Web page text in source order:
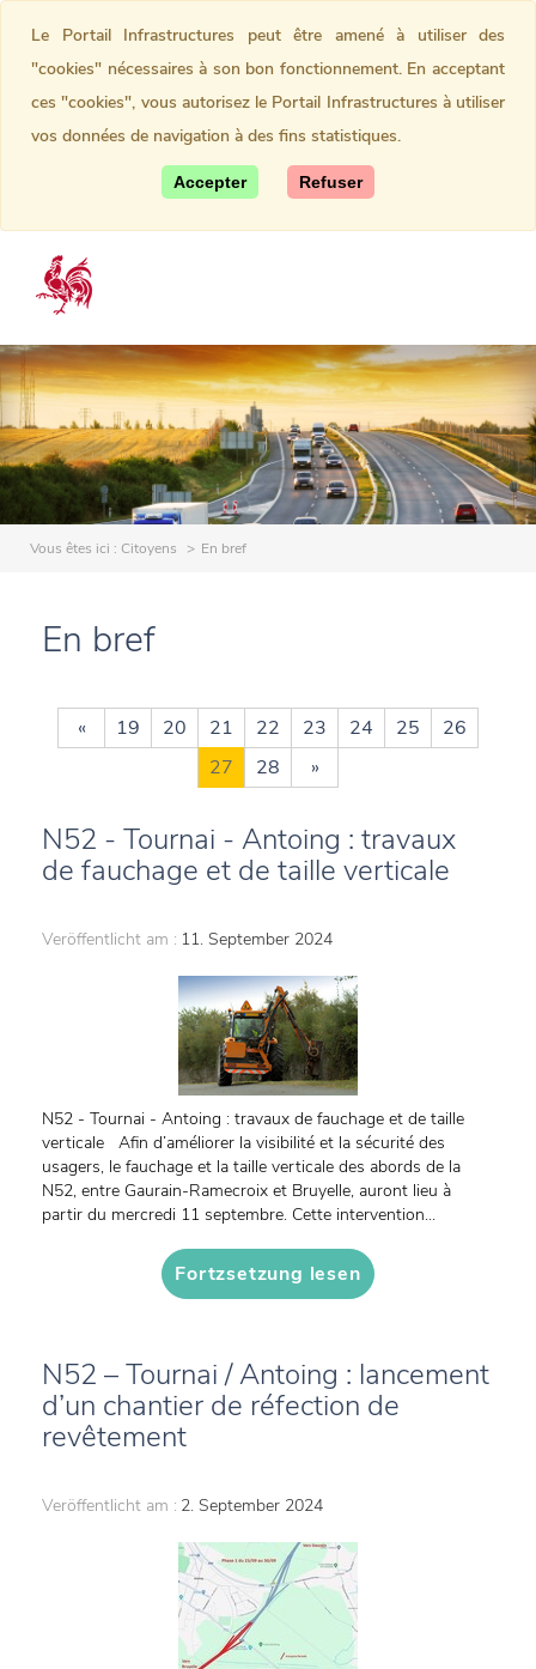
Vous êtes ici : Citoyens En bref
En bref
« 19 20 21 22 23 24 25
26
27
28 »
N52 - Tournai - Antoing : travaux
de fauchage et de taille verticale
Veröffentlicht am : 11. September 2024
N52 - Tournai - Antoing : travaux de fauchage et de taille
verticale Afin d’améliorer la visibilité et la sécurité des
usagers, le fauchage et la taille verticale des abords de la
N52, entre Gaurain-Ramecroix et Bruyelle, auront lieu à
partir du mercredi 11 septembre. Cette intervention...
Fortzsetzung lesen
N52 – Tournai / Antoing : lancement
d’un chantier de réfection de
revêtement
Veröffentlicht am : 2. September 2024
Le Portail Infrastructures peut être amené à utiliser des
"cookies" nécessaires à son bon fonctionnement. En acceptant
ces "cookies", vous autorisez le Portail Infrastructures à utiliser
vos données de navigation à des fins statistiques.
Accepter Refuser